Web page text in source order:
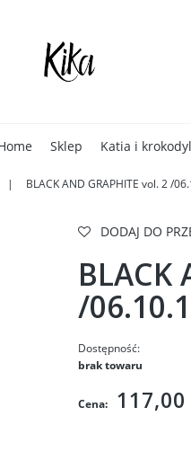
Sklep Katia i krokodyl
BLACK AND GRAPHITE vol. 2 /
DODAJ DO
BLACK
/
Dostępność:
brak towaru
Cena: 117,00